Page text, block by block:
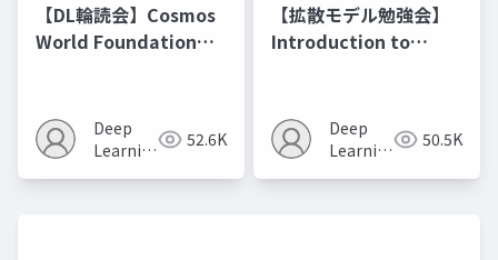
【DL輪読会】Cosmos
World Foundation
Deep
Learning
52.6K
【拡散モデル勉強会】
Introduction to
Deep
Learning
50.5K